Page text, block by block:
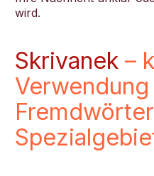
wird.
Skrivanek –